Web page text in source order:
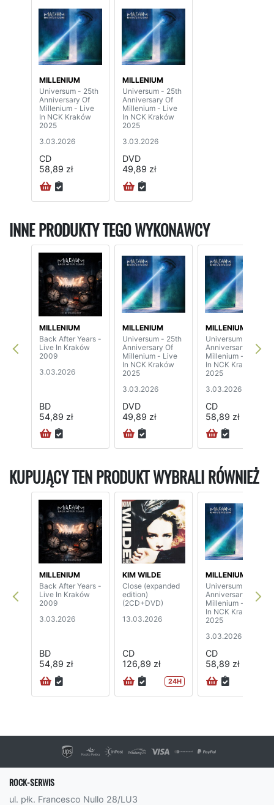
MILLENIUM
Universum - 25th
Anniversary Of
Millenium - Live
In NCK Kraków
2025
3.03.2026
CD
58,89 zł
MILLENIUM
Universum - 25th
Anniversary Of
Millenium - Live
In NCK Kraków
2025
3.03.2026
DVD
49,89 zł
INNE PRODUKTY TEGO WYKONAWCY
MILLENIUM
Back After Years -
Live In Kraków
2009
3.03.2026
BD
54,89 zł
MILLENIUM
Universum - 25th
Anniversary Of
Millenium - Live
In NCK Kraków
2025
3.03.2026
DVD
49,89 zł
MILLENIUM
Universum - 25th
Anniversary Of
Millenium - Live
In NCK Kraków
2025
3.03.2026
CD
58,89 zł
KUPUJĄCY TEN PRODUKT WYBRALI RÓWNIEŻ
MILLENIUM
Back After Years -
Live In Kraków
2009
3.03.2026
BD
54,89 zł
KIM WILDE
Close (expanded
edition)
(2CD+DVD)
13.03.2026
CD
126,89 zł
24H
MILLENIUM
Universum - 25th
Anniversary Of
Millenium - Live
In NCK Kraków
2025
3.03.2026
CD
58,89 zł
ROCK-SERWIS
ul. płk. Francesco Nullo 28/LU3